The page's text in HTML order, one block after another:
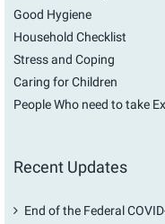
Good Hygiene
Household Checklist
Stress and Coping
Caring for Children
People Who need to take
Recent Updates
End of the Federal